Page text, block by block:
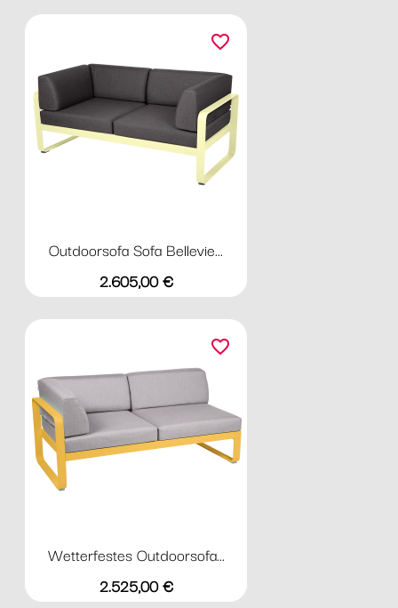
Outdoorsofa Sofa Bellevie...
Preis
2.605,00 €
favorite_border
Wetterfestes Outdoorsofa...
Preis
2.525,00 €
favorite_border